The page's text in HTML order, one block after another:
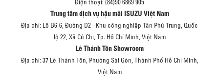
Điện thoại: (84)90 6869 905
Trung tâm dịch vụ hậu mãi ISUZU Việt Nam
Địa chỉ: Lô B6-6, Đường D2 - Khu công nghiệp Tân Phú Trung, Quốc
lộ 22, Xã Củ Chi, Tp. Hồ Chí Minh, Việt Nam
Lê Thánh Tôn Showroom
Địa chỉ: 37 Lê Thánh Tôn, Phường Sài Gòn, Thành Phố Hồ Chí Minh,
Việt Nam